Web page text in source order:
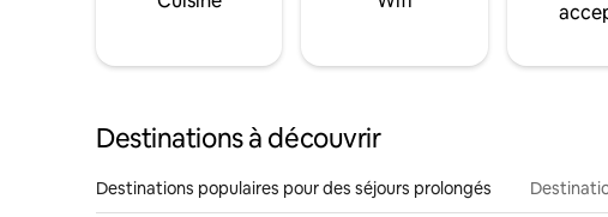
Destinations à découvrir
Destinations populaires pour des séjours prolongés